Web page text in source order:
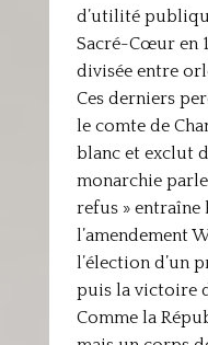
d’utilité
Sacré-Cœur en
divisée entre
Ces derniers
le comte de
blanc et exclut
monarchie
refus » entraîne
l’amendement
l’élection d’un
puis la victoire
Comme la